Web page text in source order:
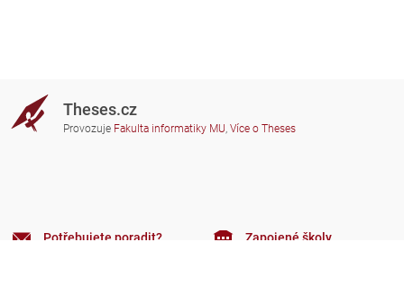
Theses.cz
Provozuje Fakulta informatiky MU, Více o Theses
Potřebujete poradit? Zapojené školy